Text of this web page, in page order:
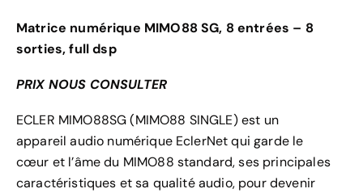
Matrice numérique MIMO88 SG, 8 entrées – 8
sorties, full dsp
PRIX NOUS CONSULTER
ECLER MIMO88SG (MIMO88 SINGLE) est un
appareil audio numérique EclerNet qui garde le
cœur et l’âme du MIMO88 standard, ses principales
caractéristiques et sa qualité audio, pour devenir